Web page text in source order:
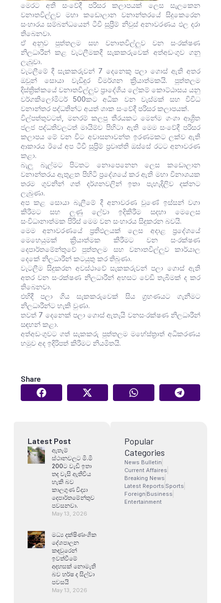
මෙරට අති සංවේදී පරිසර කලාපයක් ලෙස සැලකෙන
වනාතවිල්ලුව මහා කඩොලාන වනාන්තරයේ සිදුකෙරෙන
සංහාරය සම්බන්ධයෙන් ටීවී සුප්‍රීම් නිවුස් අනාවරණය ඵල දරා
තිබෙනවා.
ඒ අනුව පුත්තලම සහ වනාතවිල්ලුව වන සංරක්ෂණ
නිලධාරීන් කළ වැටලීමකදී සැකකරුවෙක් අත්අඩංගුව ගනු
ලැබුවා.
වැටලීමේ දී සැකකරුවන් 7 දෙනෙකු පලා ගොස් ඇති අතර
ඔවුන් සොයා වැඩිදුර විමර්ශන ක්‍රියාත්මකයි. පුත්තලම
දිස්ත්‍රික්කයේ වනාතවිල්ලුව ප්‍රාදේශිය ලේකම් කොට්ඨාසය යනු
වර්ගකිලෝමිටර් 500කට අධික වන වැස්මක් සහ විවිධ
වනාන්තර පද්ධතින්ට අයත් ශාක සංවේදී පරිසර කලාපයක්.
විල්පත්තුවටත්, මනරම් කලපු තීරයකට මෙන්ම ගංගා ආශ්‍රිත
ජලජ පද්ධතිවලටත් මායිම්ව පිහිටා ඇති මෙම සංවේදී පරිසර
කලාපය මේ වන විට අවාසනාවන්ත ඉරණමකට ලක්ව ඇති
ආකාරය ඊයේ අප ටීවී සුප්‍රිම් ප්‍රවෘත්ති ඔස්සේ රටට අනාවරණ
කළා.
බැලූ බැල්මට පිටතට නොපෙනෙන ලෙස කඩොලාන
වනාන්තරය ඇතුළත පිහිටි ප්‍රදේශයේ කර ඇති මහා විනාශයක
තරම ගුවනින් ගත් දර්ශනවලින් ඉතා පැහැදිලිව දක්නට
ලැබුණා.
අප කළ සොයා බැලීමේ දී අනාවරණ වුණේ ඉස්සන් වගා
කිරීමට සහ ලුණු ලේවා ඉදිකිරීම සදහා මෙලෙස
සංවිධානාත්මක පිරිස් මෙම වන සංහාරය සිදුකරන බවයි.
මෙම අනාවරණයේ ප්‍රතිඵලයක් ලෙස අදාළ ප්‍රදේශයේ
මෙහෙයුමක් ක්‍රියාත්මක කිරීමට වන සංරක්ෂණ
දෙපාර්තමේන්තුවේ පුත්තලම සහ වනාතවිල්ලුව කාර්යාල
දෙකේ නිලධාරීන් කටයුතු කර තිබුණා.
වැටලීම සිදුකරන අවස්ථාවේ සැකකරුවන් පලා ගොස් ඇති
අතර වන සංරක්ෂණ නිලධාරීන් අහසට වෙඩි තැබීමක් ද කර
තිබෙනවා.
එහිදී පලා ගිය සැකකරුවෙක් සිය ග්‍රහණයට ගැනීමට
නිලධාරීන්ට හැකි වුණා.
තවත් 7 දෙනෙක් පලා ගොස් ඇතැයි වනසංරක්ෂණ නිලධාරීන්
සඳහන් කළා.
අත්අඩංගුවට ගත් සැකකරු පුත්තලම මහේස්ත්‍රාත් අධිකරණය
හමුව අද ඉදිරිපත් කිරීමට නියමිතයි.
Share
Latest Post
ඇතැම්
ස්ථානවලට මි.මි
200ට වැඩි ඉතා
තද වැසි ඇතිවිය
හැකි බව
කාලගුණ විද්‍යා
දෙපාර්තමේන්තුව
පවසනවා.
May 13, 2026
මධ්‍ය දක්ෂිණාංශික
දේශපාලන
කඳවුරෙන්
ඉවත්වීමේ
අදහසක් නොමැති
බව හර්ෂ ද සිල්වා
පවසයි
May 13, 2026
Popular
Categories
News Bulletin
Current Affaires
Breaking News
Latest Reports Sports
Foreign Business
Entertainment